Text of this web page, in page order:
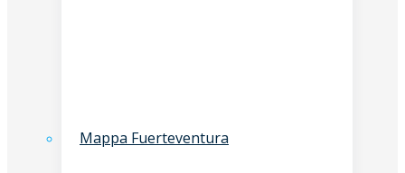
Mappa Fuerteventura